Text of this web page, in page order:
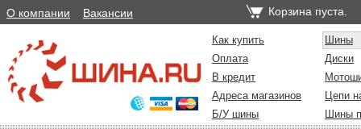
О компании Вакансии Корзина пуста.
Как купить
Шины
Оплата
Диски
В кредит
Адреса магазинов
Цепи
Б/У шины
Шины